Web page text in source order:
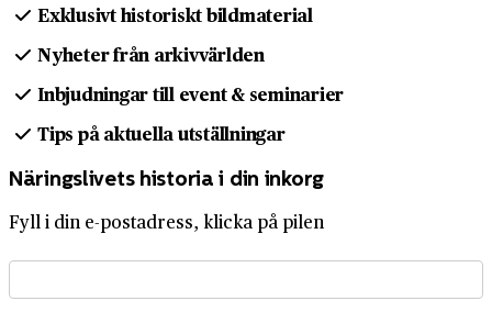
Exklusivt historiskt bildmaterial
Nyheter från arkivvärlden
Inbjudningar till event & seminarier
Tips på aktuella utställningar
Näringslivets historia i din inkorg
Fyll i din e-postadress, klicka på pilen